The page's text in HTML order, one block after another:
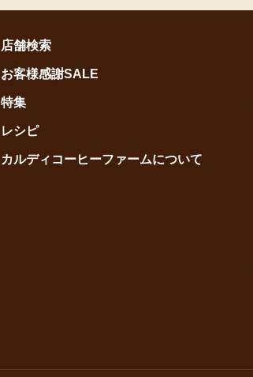
店舗検索
お客様感謝SALE
特集
レシピ
カルディコーヒーファームについて